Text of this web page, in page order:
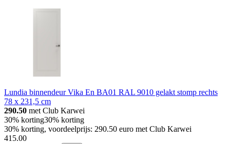
Lundia binnendeur Vika En BA01 RAL 9010 gelakt stomp rechts
78 x 231,5 cm
290.50 met Club Karwei
30% korting30% korting
30% korting, voordeelprijs: 290.50 euro met Club Karwei
415.00